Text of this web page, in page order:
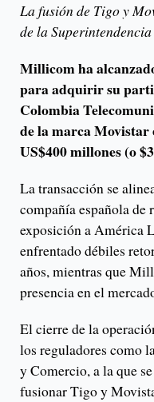
La fusión de Tigo y
de la
Millicom ha
para adquirir su
Colombia
de la marca Movistar
US$400 millones (o
La transacción se
compañía española de
exposición a América
enfrentado débiles
años, mientras que
presencia en el
El cierre de la
los reguladores como
y Comercio, a la que
fusionar Tigo y